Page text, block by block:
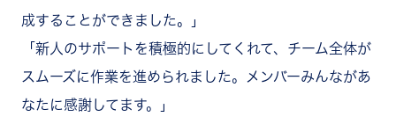
成することができました。」
「新人のサポートを積極的にしてくれて、チーム全体が
スムーズに作業を進められました。メンバーみんながあ
なたに感謝してます。」